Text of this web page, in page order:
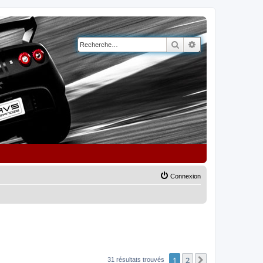
RechercherRecherche
Connexion
31 résultats trouvés 1 2